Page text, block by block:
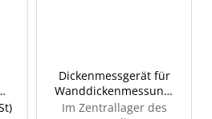
Dickenmessgerät für
Wanddickenmessung,
INSIZE 2367-10A
Im Zentrallager des